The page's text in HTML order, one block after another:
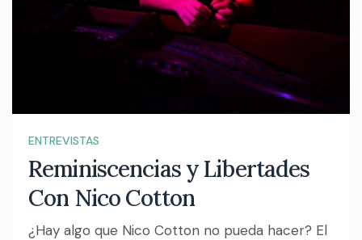
ENTREVISTAS
Reminiscencias y Libertades
Con Nico Cotton
¿Hay algo que Nico Cotton no pueda hacer? El